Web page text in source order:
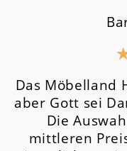
Das Möbelland
aber Gott sei
Die
mittleren